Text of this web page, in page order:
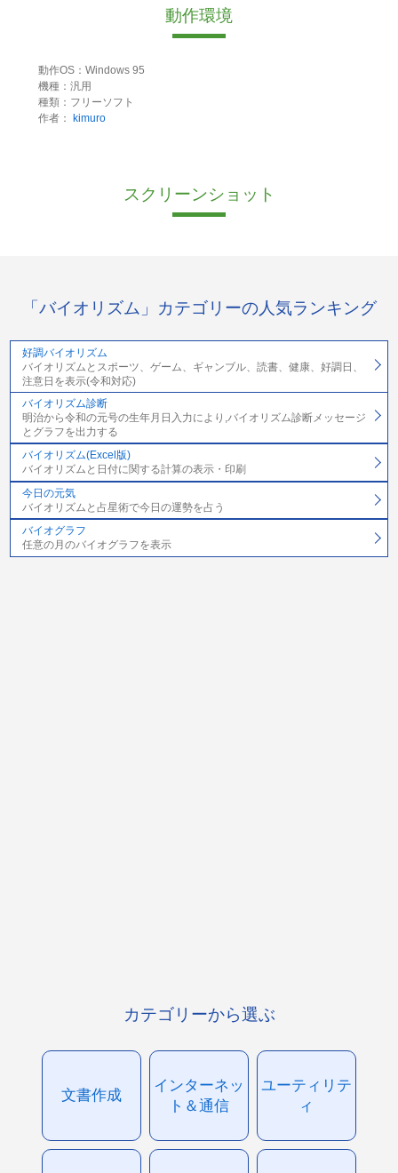
動作環境
動作OS：Windows 95
機種：汎用
種類：フリーソフト
作者：
kimuro
スクリーンショット
「バイオリズム」カテゴリーの人気ランキング
好調バイオリズム
バイオリズムとスポーツ、ゲーム、ギャンブル、読書、健康、好調日、
注意日を表示(令和対応)
バイオリズム診断
明治から令和の元号の生年月日入力により,バイオリズム診断メッセージ
とグラフを出力する
バイオリズム(Excel版)
バイオリズムと日付に関する計算の表示・印刷
今日の元気
バイオリズムと占星術で今日の運勢を占う
バイオグラフ
任意の月のバイオグラフを表示
カテゴリーから選ぶ
文書作成
インターネッ
ト＆通信
ユーティリテ
ィ